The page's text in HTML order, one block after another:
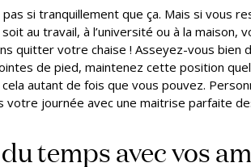
si tranquillement que ça. Mais si vous
au travail, à l’université ou à la maison,
quitter votre chaise ! Asseyez-vous
de pied, maintenez cette position
autant de fois que vous pouvez.
votre journée avec une maitrise parfaite
temps avec vos